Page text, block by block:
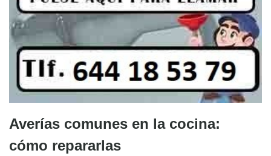
Averías comunes en la cocina:
cómo repararlas